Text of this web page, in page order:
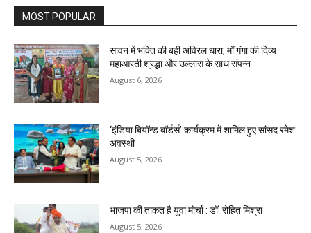
MOST POPULAR
सावन में भक्ति की बही अविरल धारा, माँ गंगा की दिव्य
महाआरती श्रद्धा और उल्लास के साथ संपन्न
August 6, 2026
‘इंडिया बियॉन्ड बॉर्डर्स’ कार्यक्रम में शामिल हुए सांसद रमेश
अवस्थी
August 5, 2026
भाजपा की ताकत है युवा मोर्चा : डॉ. रोहित मिश्रा
August 5, 2026